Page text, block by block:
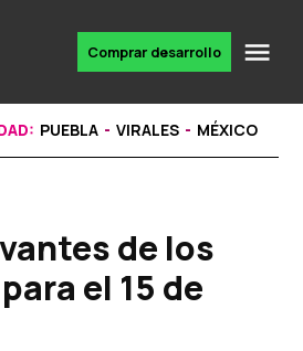
Comprar desarrollo
PUEBLA VIRALES MÉXICO
de los
el 15 de